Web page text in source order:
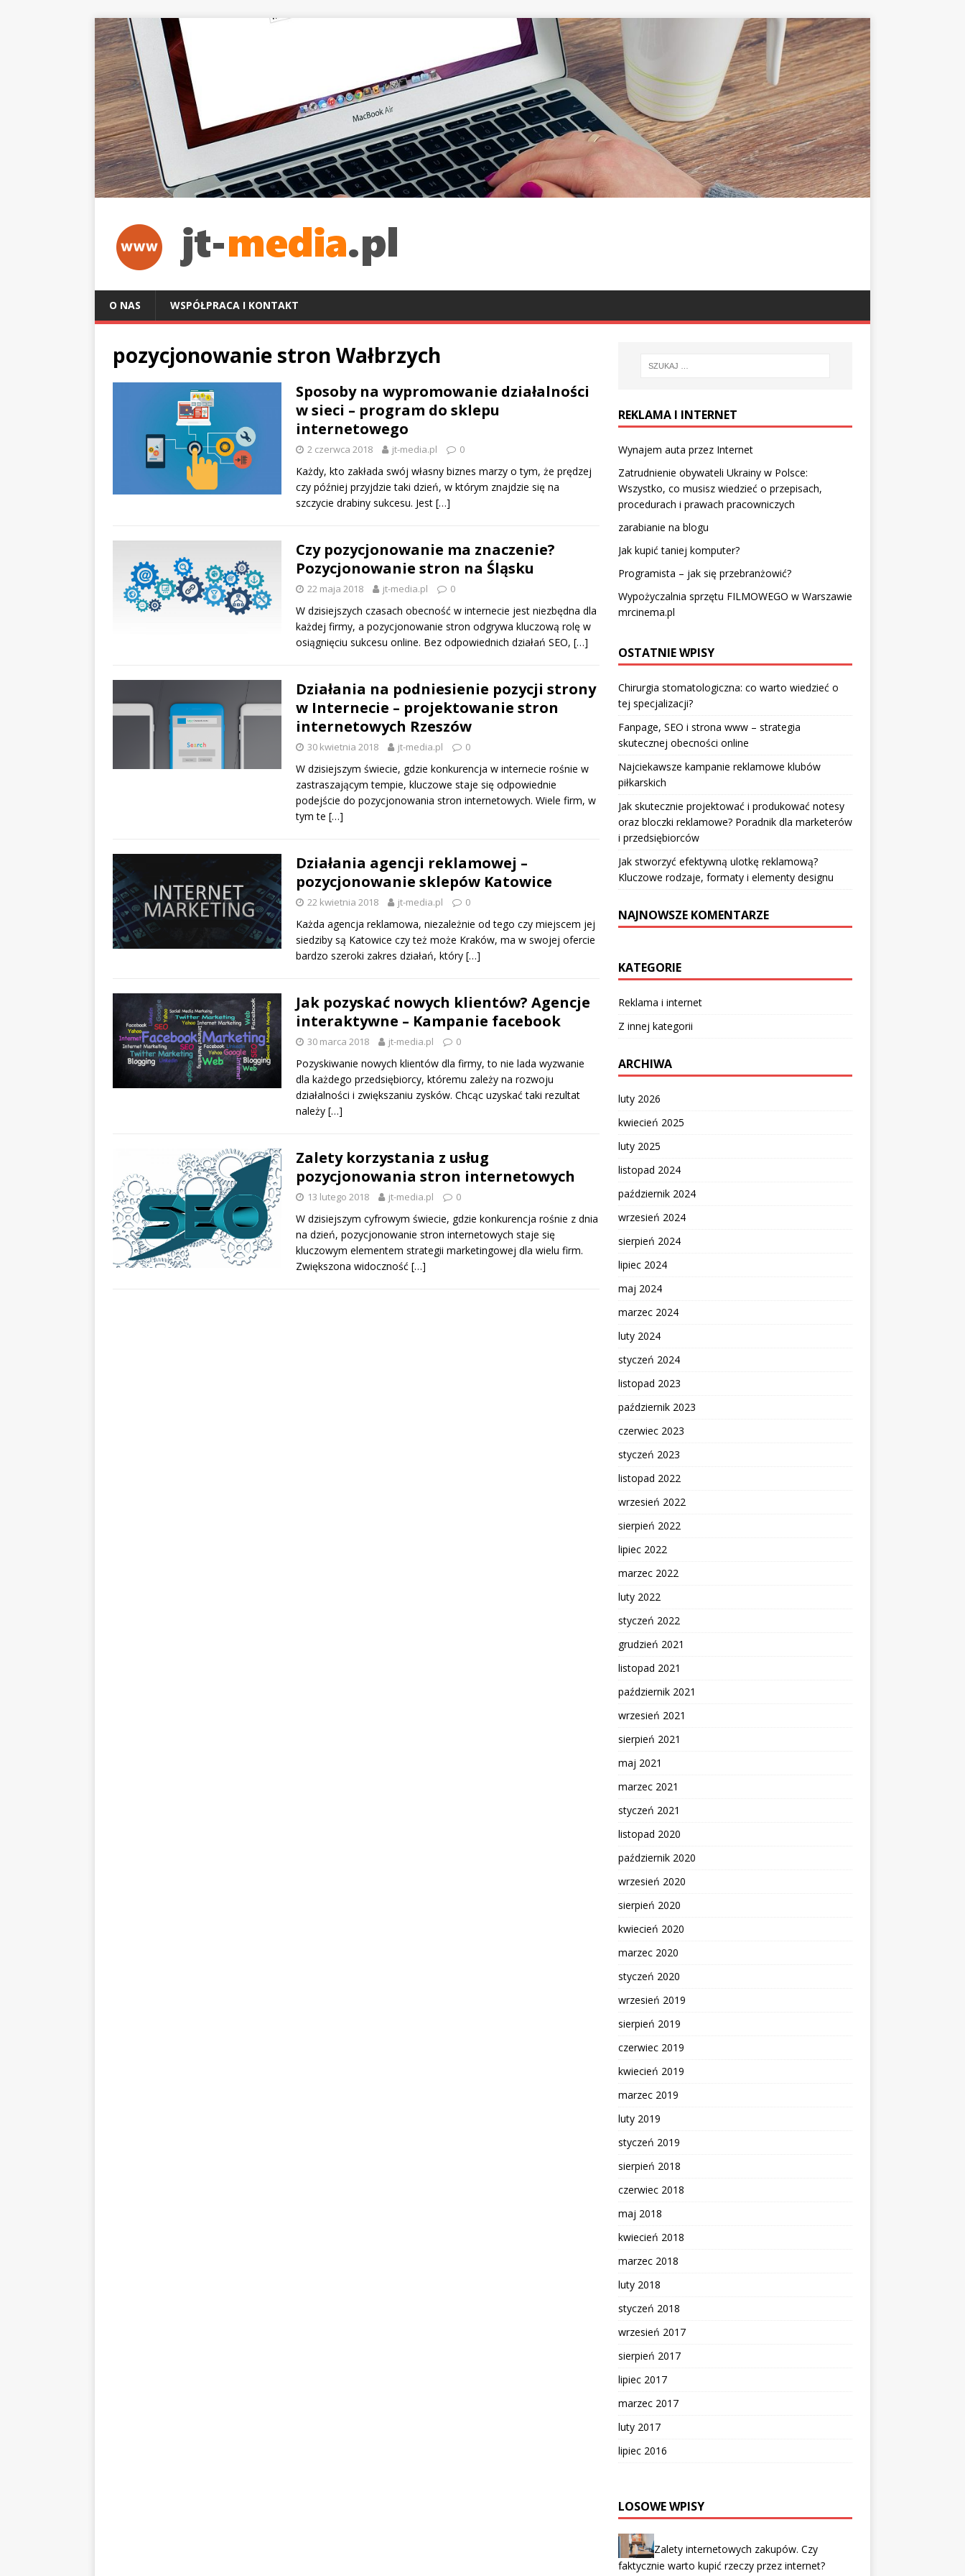
O NAS WSPÓŁPRACA I KONTAKT
pozycjonowanie stron Wałbrzych
Sposoby na wypromowanie działalności
w sieci – program do sklepu
internetowego
2 czerwca 2018 jt-media.pl 0
Każdy, kto zakłada swój własny biznes marzy o tym, że prędzej
czy później przyjdzie taki dzień, w którym znajdzie się na
szczycie drabiny sukcesu. Jest […]
Czy pozycjonowanie ma znaczenie?
Pozycjonowanie stron na Śląsku
22 maja 2018 jt-media.pl 0
W dzisiejszych czasach obecność w internecie jest niezbędna dla
każdej firmy, a pozycjonowanie stron odgrywa kluczową rolę w
osiągnięciu sukcesu online. Bez odpowiednich działań SEO, […]
Działania na podniesienie pozycji strony
w Internecie – projektowanie stron
internetowych Rzeszów
30 kwietnia 2018 jt-media.pl 0
W dzisiejszym świecie, gdzie konkurencja w internecie rośnie w
zastraszającym tempie, kluczowe staje się odpowiednie
podejście do pozycjonowania stron internetowych. Wiele firm, w
tym te […]
Działania agencji reklamowej –
pozycjonowanie sklepów Katowice
22 kwietnia 2018 jt-media.pl 0
Każda agencja reklamowa, niezależnie od tego czy miejscem jej
siedziby są Katowice czy też może Kraków, ma w swojej ofercie
bardzo szeroki zakres działań, który […]
Jak pozyskać nowych klientów? Agencje
interaktywne – Kampanie facebook
30 marca 2018 jt-media.pl 0
Pozyskiwanie nowych klientów dla firmy, to nie lada wyzwanie
dla każdego przedsiębiorcy, któremu zależy na rozwoju
działalności i zwiększaniu zysków. Chcąc uzyskać taki rezultat
należy […]
Zalety korzystania z usług
pozycjonowania stron internetowych
13 lutego 2018 jt-media.pl 0
W dzisiejszym cyfrowym świecie, gdzie konkurencja rośnie z dnia
na dzień, pozycjonowanie stron internetowych staje się
kluczowym elementem strategii marketingowej dla wielu firm.
Zwiększona widoczność […]
REKLAMA I INTERNET
Wynajem auta przez Internet
Zatrudnienie obywateli Ukrainy w Polsce:
Wszystko, co musisz wiedzieć o przepisach,
procedurach i prawach pracowniczych
zarabianie na blogu
Jak kupić taniej komputer?
Programista – jak się przebranżowić?
Wypożyczalnia sprzętu FILMOWEGO w Warszawie
mrcinema.pl
OSTATNIE WPISY
Chirurgia stomatologiczna: co warto wiedzieć o
tej specjalizacji?
Fanpage, SEO i strona www – strategia
skutecznej obecności online
Najciekawsze kampanie reklamowe klubów
piłkarskich
Jak skutecznie projektować i produkować notesy
oraz bloczki reklamowe? Poradnik dla marketerów
i przedsiębiorców
Jak stworzyć efektywną ulotkę reklamową?
Kluczowe rodzaje, formaty i elementy designu
NAJNOWSZE KOMENTARZE
KATEGORIE
Reklama i internet
Z innej kategorii
ARCHIWA
luty 2026
kwiecień 2025
luty 2025
listopad 2024
październik 2024
wrzesień 2024
sierpień 2024
lipiec 2024
maj 2024
marzec 2024
luty 2024
styczeń 2024
listopad 2023
październik 2023
czerwiec 2023
styczeń 2023
listopad 2022
wrzesień 2022
sierpień 2022
lipiec 2022
marzec 2022
luty 2022
styczeń 2022
grudzień 2021
listopad 2021
październik 2021
wrzesień 2021
sierpień 2021
maj 2021
marzec 2021
styczeń 2021
listopad 2020
październik 2020
wrzesień 2020
sierpień 2020
kwiecień 2020
marzec 2020
styczeń 2020
wrzesień 2019
sierpień 2019
czerwiec 2019
kwiecień 2019
marzec 2019
luty 2019
styczeń 2019
sierpień 2018
czerwiec 2018
maj 2018
kwiecień 2018
marzec 2018
luty 2018
styczeń 2018
wrzesień 2017
sierpień 2017
lipiec 2017
marzec 2017
luty 2017
lipiec 2016
LOSOWE WPISY
Zalety internetowych zakupów. Czy
faktycznie warto kupić rzeczy przez internet?